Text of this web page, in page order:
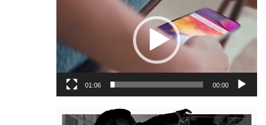
וידאו
00:00
01:06
נגן